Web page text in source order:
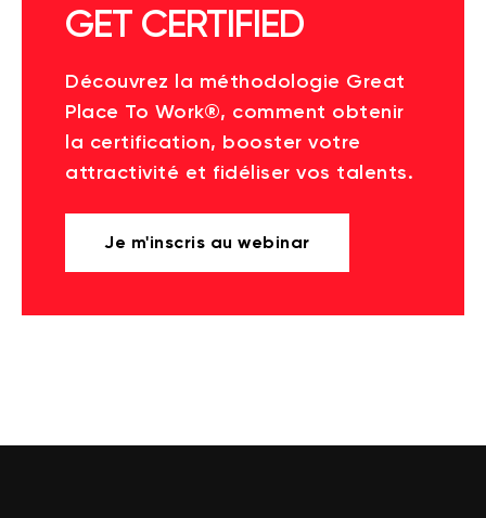
GET CERTIFIED
Découvrez la méthodologie Great
Place To Work®, comment obtenir
la certification, booster votre
attractivité et fidéliser vos talents.
Je m'inscris au webinar